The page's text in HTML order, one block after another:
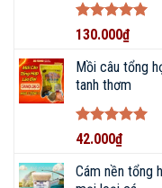
KẾT NỐI
Được xếp
5
sao
130.000₫
Mồi câu tổng
tanh thơm
Được xếp
55
sao
42.000₫
Cám nền tổng